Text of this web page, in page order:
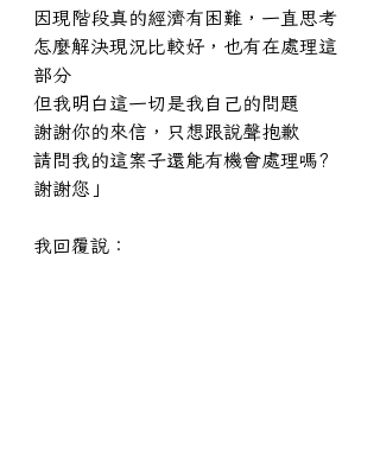
因現階段真的經濟有困難，一直思考
怎麼解決現況比較好，也有在處理這
部分
但我明白這一切是我自己的問題
謝謝你的來信，只想跟說聲抱歉
請問我的這案子還能有機會處理嗎?
謝謝您」
我回覆說：